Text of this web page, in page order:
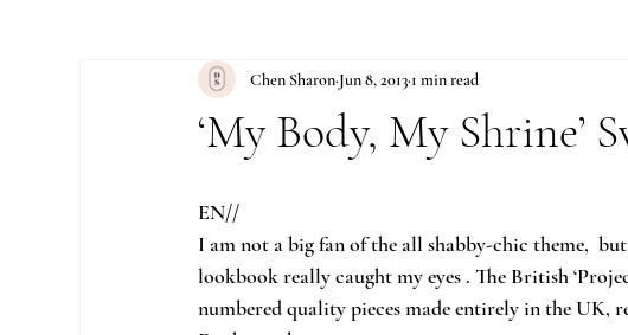
‘My Body, My Shrine’
Chen Sharon Jun 8, 2013 1 min read
EN//
I am not a big fan of the all shabby-chic theme,
lookbook really caught my eyes . The British
numbered quality pieces made entirely in the UK,